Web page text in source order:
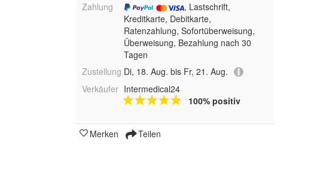
Zahlung
, Lastschrift,
Kreditkarte, Debitkarte,
Ratenzahlung, Sofortüberweisung,
Überweisung, Bezahlung nach 30
Tagen
Zustellung Di, 18. Aug. bis Fr, 21. Aug.
Verkäufer Intermedical24
100% positiv
Merken Teilen